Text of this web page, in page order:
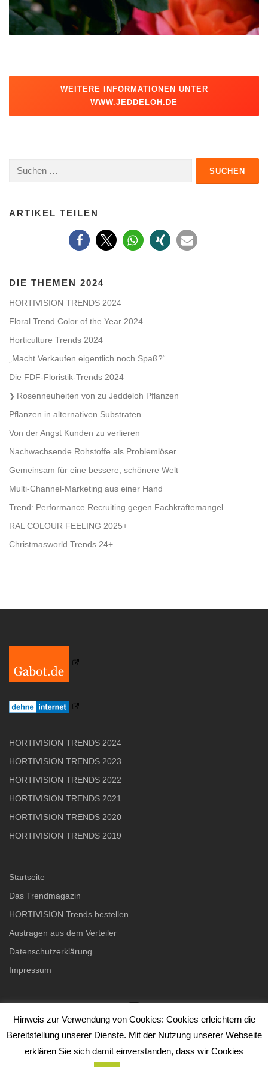
WEITERE INFORMATIONEN UNTER
WWW.JEDDELOH.DE
nach:
ARTIKEL TEILEN
DIE THEMEN 2024
HORTIVISION TRENDS 2024
Floral Trend Color of the Year 2024
Horticulture Trends 2024
„Macht Verkaufen eigentlich noch Spaß?“
Die FDF-Floristik-Trends 2024
Rosenneuheiten von zu Jeddeloh Pflanzen
Pflanzen in alternativen Substraten
Von der Angst Kunden zu verlieren
Nachwachsende Rohstoffe als Problemlöser
Gemeinsam für eine bessere, schönere Welt
Multi-Channel-Marketing aus einer Hand
Trend: Performance Recruiting gegen Fachkräftemangel
RAL COLOUR FEELING 2025+
Christmasworld Trends 24+
HORTIVISION TRENDS 2024
HORTIVISION TRENDS 2023
HORTIVISION TRENDS 2022
HORTIVISION TRENDS 2021
HORTIVISION TRENDS 2020
HORTIVISION TRENDS 2019
Startseite
Das Trendmagazin
HORTIVISION Trends bestellen
Austragen aus dem Verteiler
Datenschutzerklärung
Impressum
Copyright © 2026 HORTIVISION TRENDS –OnePress
Theme
von FameThemes
Hinweis zur Verwendung von Cookies: Cookies erleichtern die
Bereitstellung unserer Dienste. Mit der Nutzung unserer Webseite
erklären Sie sich damit einverstanden, dass wir Cookies